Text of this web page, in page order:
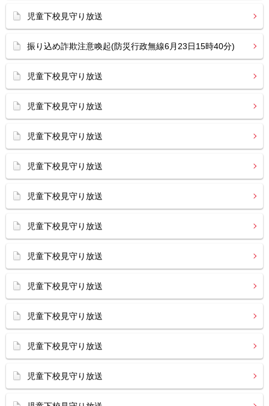
児童下校見守り放送
振り込め詐欺注意喚起(防災行政無線6月23日15時40分)
児童下校見守り放送
児童下校見守り放送
児童下校見守り放送
児童下校見守り放送
児童下校見守り放送
児童下校見守り放送
児童下校見守り放送
児童下校見守り放送
児童下校見守り放送
児童下校見守り放送
児童下校見守り放送